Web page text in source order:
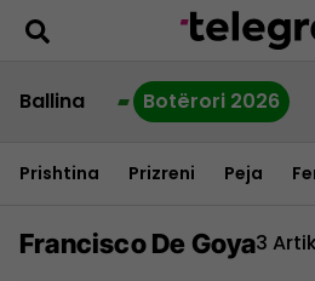
Ballina Botërori 2026
Prishtina Prizreni Peja
Francisco De Goya3